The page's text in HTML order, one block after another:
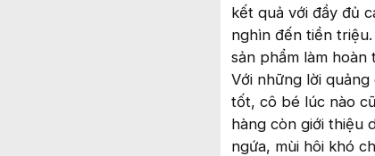
kết quả với đầy đủ
nghìn đến tiền
sản phẩm làm
Với những lời
tốt, cô bé lúc nào
hàng còn giới thiệu
ngứa, mùi hôi khó